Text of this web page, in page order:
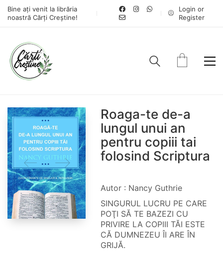
Bine ați venit la librăria
noastră Cărți Creștine!
Login or
Register
Roaga-te de-a
lungul unui an
pentru copiii tai
folosind Scriptura
Autor : Nancy Guthrie
SINGURUL LUCRU PE CARE
POŢI SĂ TE BAZEZI CU
PRIVIRE LA COPIII TĂI ESTE
CĂ DUMNEZEU ÎI ARE ÎN
GRIJĂ.